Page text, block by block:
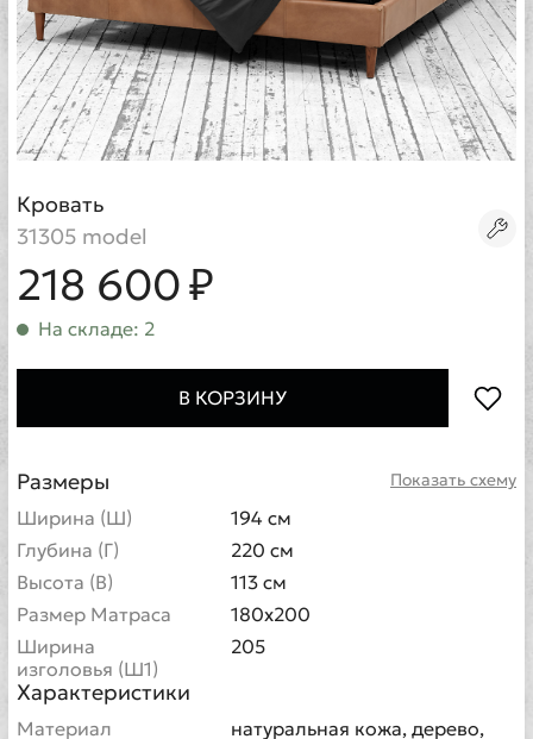
Кровать
31305 model
218 600 ₽
На складе: 2
В КОРЗИНУ
Показать схему
Размеры
Ширина (Ш)
194 см
Глубина (Г)
220 см
Высота (В)
113 см
Размер Матраса
180х200
Ширина
изголовья (Ш1)
205
Характеристики
Материал
натуральная кожа, дерево,